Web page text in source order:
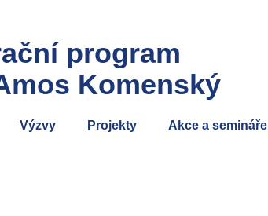
program
Komenský
Výzvy Projekty Akce a semináře